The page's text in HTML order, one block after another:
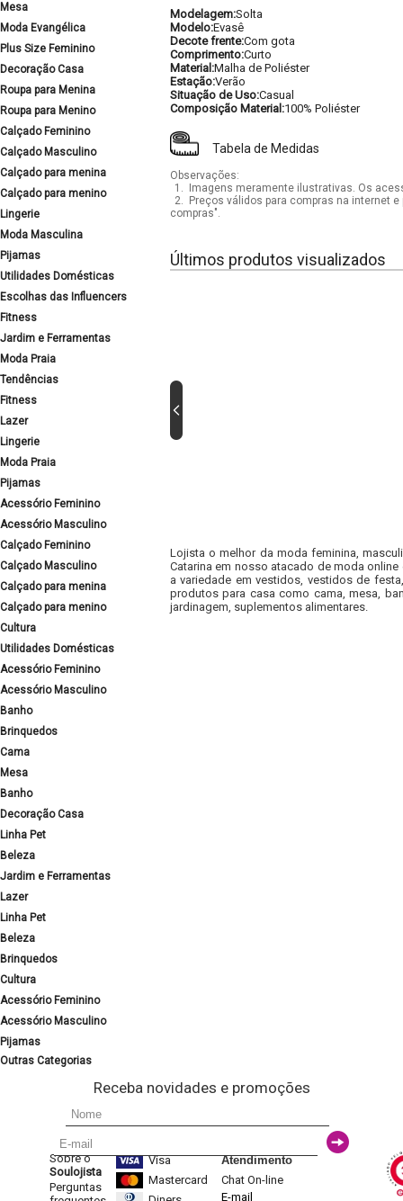
Mesa
Moda Evangélica
Plus Size Feminino
Decoração Casa
Roupa para Menina
Roupa para Menino
Calçado Feminino
Calçado Masculino
Calçado para menina
Calçado para menino
Lingerie
Moda Masculina
Pijamas
Utilidades Domésticas
Escolhas das Influencers
Fitness
Jardim e Ferramentas
Moda Praia
Tendências
Fitness
Lazer
Lingerie
Moda Praia
Pijamas
Acessório Feminino
Acessório Masculino
Calçado Feminino
Calçado Masculino
Calçado para menina
Calçado para menino
Cultura
Utilidades Domésticas
Acessório Feminino
Acessório Masculino
Banho
Brinquedos
Cama
Mesa
Banho
Decoração Casa
Linha Pet
Beleza
Jardim e Ferramentas
Lazer
Linha Pet
Beleza
Brinquedos
Cultura
Acessório Feminino
Acessório Masculino
Pijamas
Outras Categorias
Modelagem:Solta
Modelo:Evasê
Decote frente:Com gota
Comprimento:Curto
Material:Malha de Poliéster
Estação:Verão
Situação de Uso:Casual
Composição Material:100% Poliéster
Tabela de Medidas
Observações:
1.
Imagens meramente ilustrativas. Os
2.
Preços válidos para compras na internet
compras".
Últimos produtos visualizados
Lojista o melhor da moda feminina,
Catarina em nosso atacado de moda
a variedade em vestidos, vestidos de
produtos para casa como cama, mesa,
jardinagem, suplementos alimentares.
Receba novidades e promoções
Sobre o
Soulojista
Perguntas
Visa
Mastercard
Atendimento
Chat On-line
E-mail